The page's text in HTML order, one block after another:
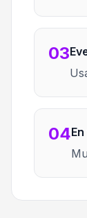
03
04